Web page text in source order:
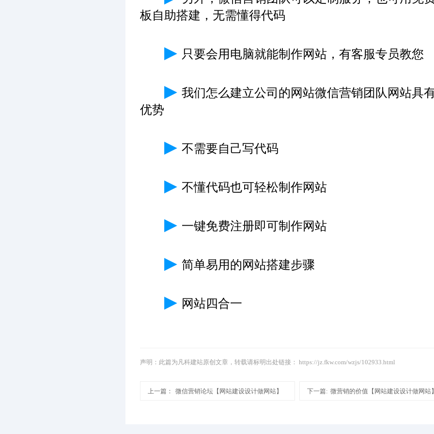
板自助搭建，无需懂得代码
▶ 只要会用电脑就能制作网站，有客服专员教您
▶ 我们怎么建立公司的网站微信营销团队网站具
优势
▶ 不需要自己写代码
▶ 不懂代码也可轻松制作网站
▶ 一键免费注册即可制作网站
▶ 简单易用的网站搭建步骤
▶ 网站四合一
声明：此篇为凡科建站原创文章，转载请标明出处链接： https://jz.fkw.com/wzjs/102933.html
上一篇： 微信营销论坛【网站建设设计做网站】 下一篇: 微营销的价值【网站建设设计做网站